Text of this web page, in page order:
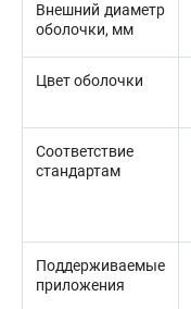
Внешний диаметр
оболочки, мм
Цвет оболочки
Соответствие
стандартам
Поддерживаемые
приложения